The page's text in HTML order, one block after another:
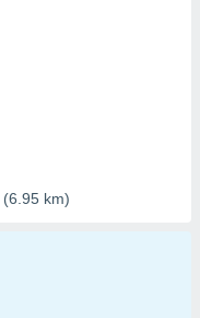
(6.95 km)